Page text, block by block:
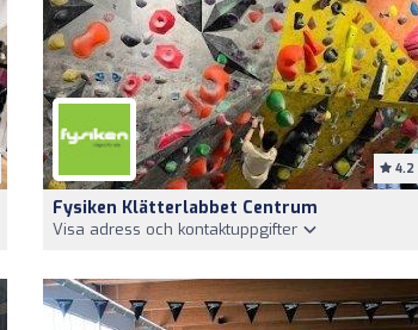
4.2
Fysiken Klätterlabbet Centrum
Visa adress och kontaktuppgifter